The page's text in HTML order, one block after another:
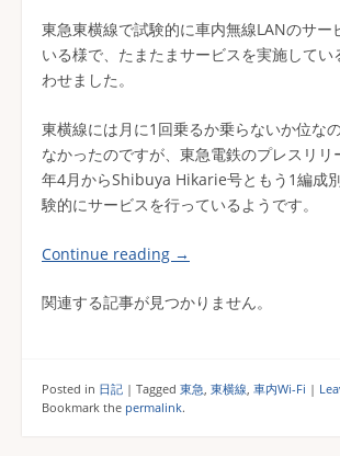
東急東横線で試験的に車内無線LANのサー
いる様で、たまたまサービスを実施してい
わせました。
東横線には月に1回乗るか乗らないか位な
なかったのですが、東急電鉄のプレスリリ
年4月からShibuya Hikarie号ともう1編成
験的にサービスを行っているようです。
Continue reading →
関連する記事が見つかりません。
Posted in 日記 | Tagged 東急 東横線 車内Wi-Fi |
Bookmark the permalink.